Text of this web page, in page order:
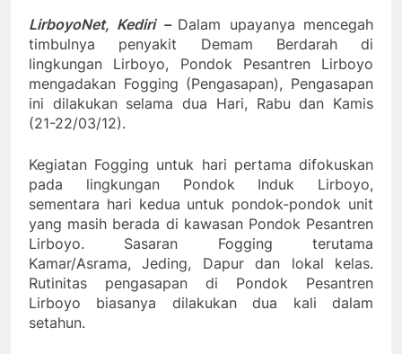
LirboyoNet, Kediri – Dalam upayanya mencegah
timbulnya penyakit Demam Berdarah di
lingkungan Lirboyo, Pondok Pesantren Lirboyo
mengadakan Fogging (Pengasapan), Pengasapan
ini dilakukan selama dua Hari, Rabu dan Kamis
(21-22/03/12).
Kegiatan Fogging untuk hari pertama difokuskan
pada lingkungan Pondok Induk Lirboyo,
sementara hari kedua untuk pondok-pondok unit
yang masih berada di kawasan Pondok Pesantren
Lirboyo. Sasaran Fogging terutama
Kamar/Asrama, Jeding, Dapur dan lokal kelas.
Rutinitas pengasapan di Pondok Pesantren
Lirboyo biasanya dilakukan dua kali dalam
setahun.